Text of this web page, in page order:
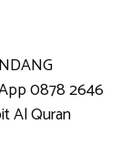
0878 2646
Al Quran